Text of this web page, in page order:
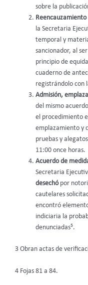
sobre la
Reencauzamiento
la Secretaria
temporal y
sancionador, al
principio de
cuaderno de
registrándolo con
Admisión,
del mismo
el procedimiento
emplazamiento y
pruebas y
11:00 once horas.
Acuerdo de
Secretaria
desechó por
cautelares
encontró
indiciaria la
denunciadas5.
3 Obran actas de
4 Fojas 81 a 84.